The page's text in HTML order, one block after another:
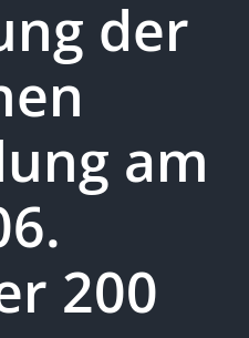
der
am
200